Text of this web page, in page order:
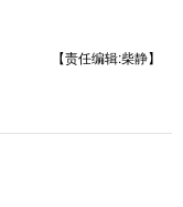
【责任编辑:柴静】